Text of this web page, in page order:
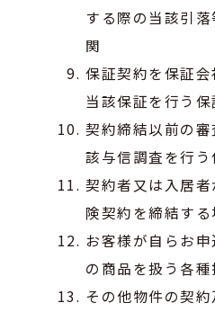
する際の当該引
関
保証契約を保証
当該保証を行う
契約締結以前の
該与信調査を行
契約者又は入居
険契約を締結す
お客様が自らお
の商品を扱う各
その他物件の契